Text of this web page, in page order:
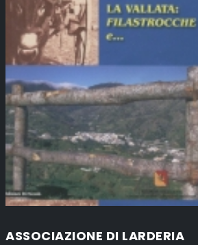
ASSOCIAZIONE DI LARDERIA